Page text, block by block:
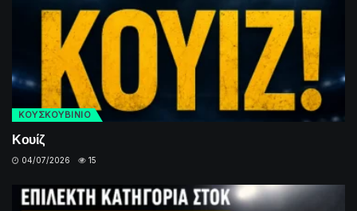
ΚΟΥΣΚΟΥΒΙΝΙΟ
Κουίζ
04/07/2026 15